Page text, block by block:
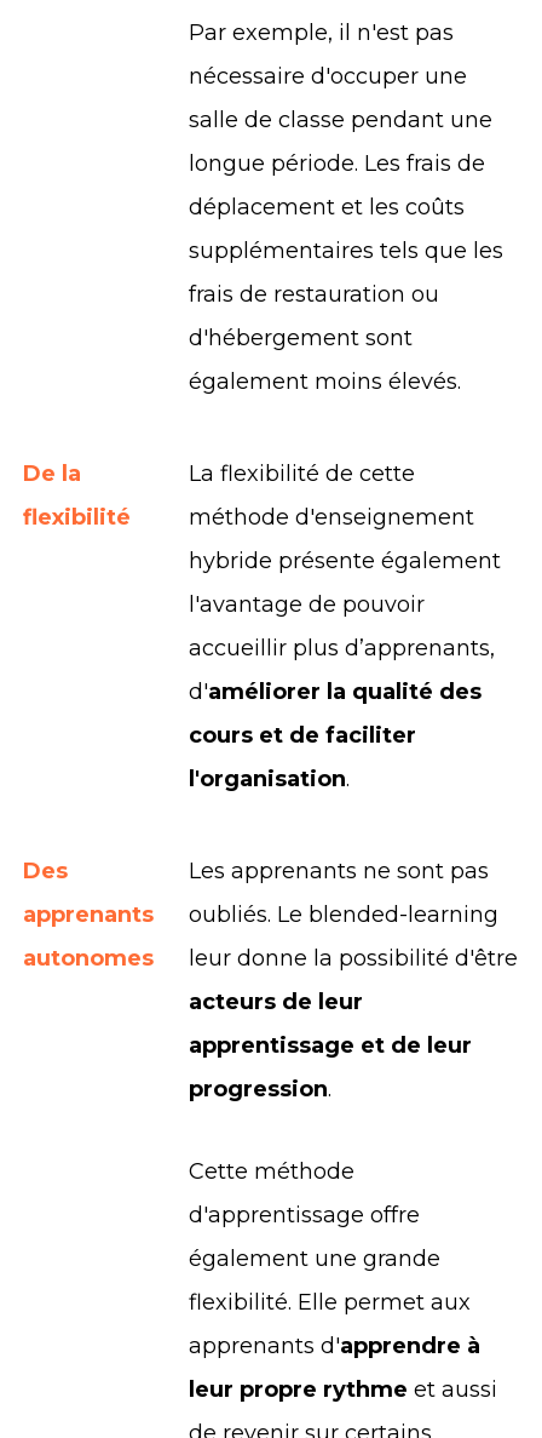
Par exemple, il n'est pas
nécessaire d'occuper une
salle de classe pendant une
longue période. Les frais de
déplacement et les coûts
supplémentaires tels que les
frais de restauration ou
d'hébergement sont
également moins élevés.
De la
flexibilité
La flexibilité de cette
méthode d'enseignement
hybride présente également
l'avantage de pouvoir
accueillir plus d’apprenants,
d'améliorer la qualité des
cours et de faciliter
l'organisation.
Des
apprenants
autonomes
Les apprenants ne sont pas
oubliés. Le blended-learning
leur donne la possibilité d'être
acteurs de leur
apprentissage et de leur
progression.
Cette méthode
d'apprentissage offre
également une grande
flexibilité. Elle permet aux
apprenants d'apprendre à
leur propre rythme et aussi